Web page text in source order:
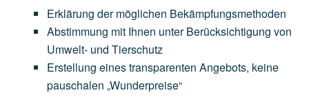
Erklärung der möglichen Bekämpfungsmethoden
Abstimmung mit Ihnen unter Berücksichtigung von
Umwelt- und Tierschutz
Erstellung einestransparenten Angebots, keine
pauschalen „Wunderpreise“